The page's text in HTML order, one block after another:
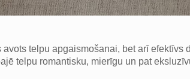
telpu apgaismošanai, bet arī efektīvs
telpu romantisku, mierīgu un pat